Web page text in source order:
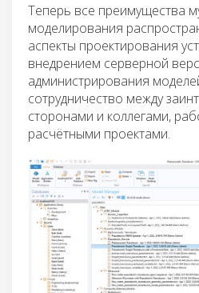
Теперь все преимущества
моделирования
аспекты проектирования
внедрением серверной
администрирования
сотрудничество между
сторонами и коллегами,
расчётными проектами.